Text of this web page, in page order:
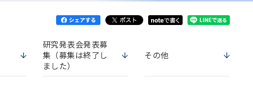
研究発表会発表募
集（募集は終了し
ました）
その他